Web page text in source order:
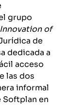
grupo
of
de
dedicada a
acceso
las dos
informal
Softplan en